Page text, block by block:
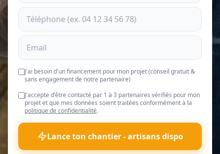
J'ai besoin d'un financement pour mon projet (conseil gratuit &
sans engagement de notre partenaire)
J'accepte d'être contacté par 1 à 3 partenaires vérifiés pour mon
projet et que mes données soient traitées conformément à la
politique de confidentialité.
Lance ton chantier - artisans dispo